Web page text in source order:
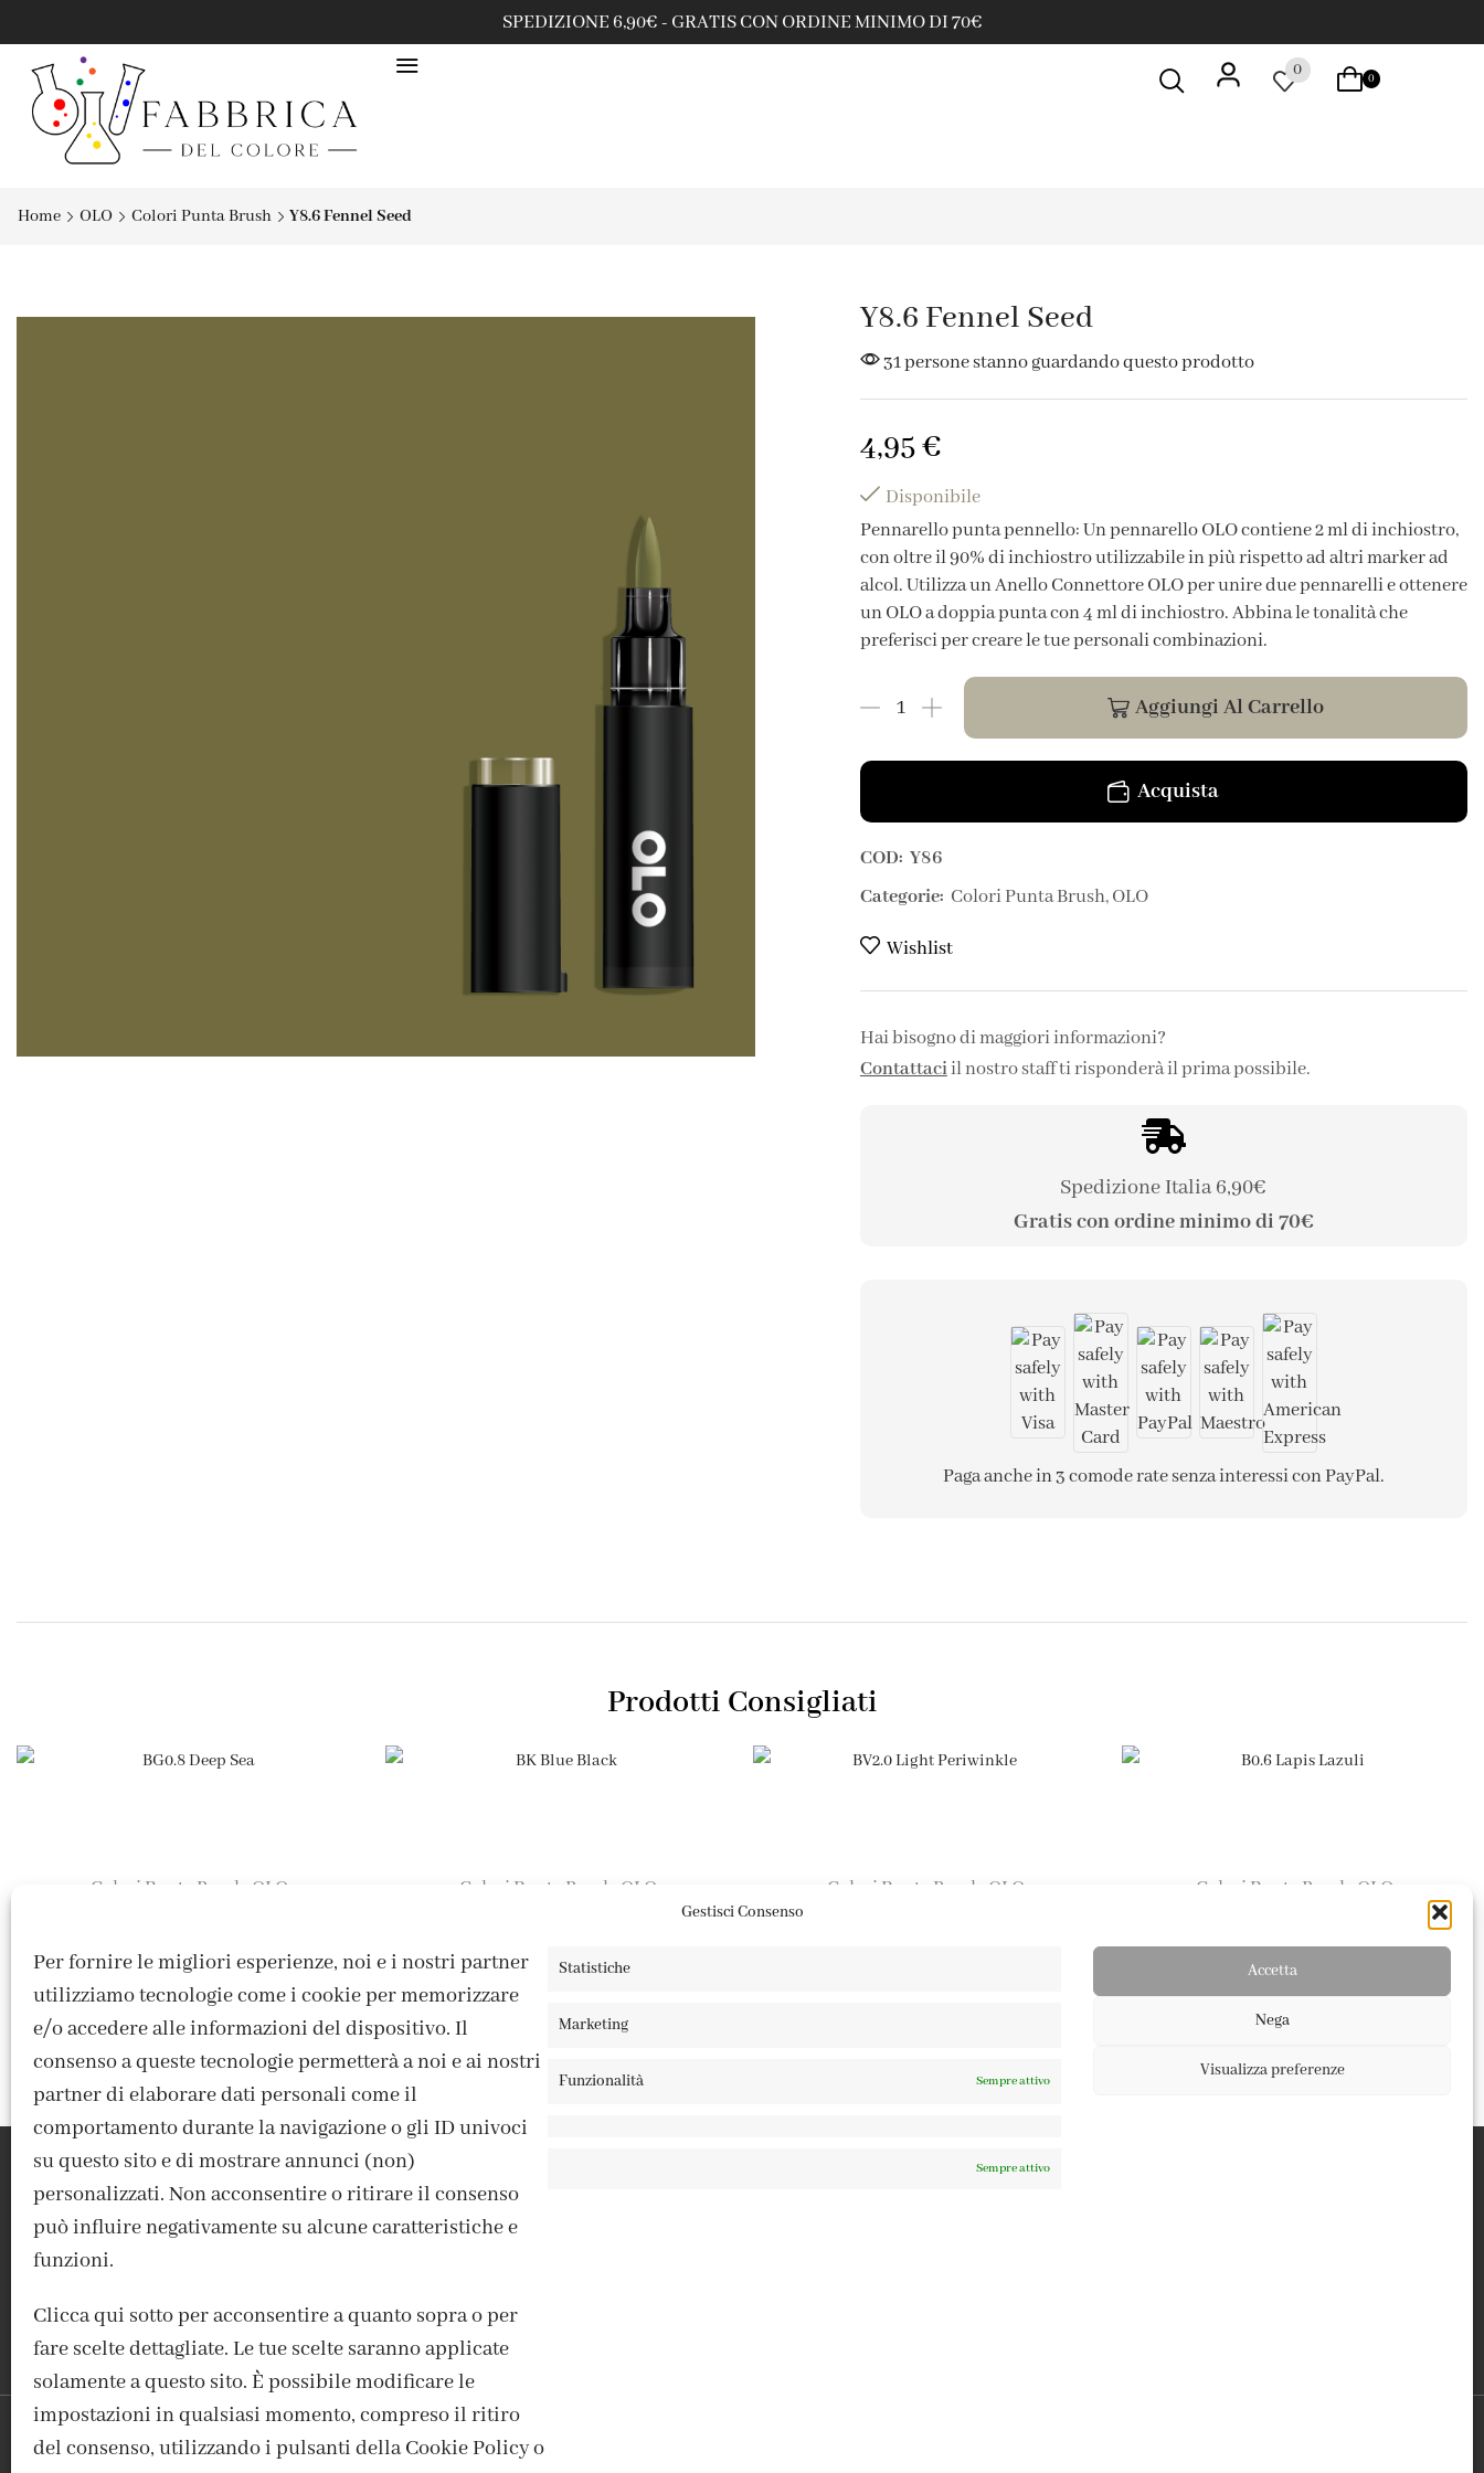
Gestisci Consenso
Per fornire le migliori esperienze, noi e i nostri partner
utilizziamo tecnologie come i cookie per memorizzare
e/o accedere alle informazioni del dispositivo. Il
consenso a queste tecnologie permetterà a noi e ai nostri
partner di elaborare dati personali come il
comportamento durante la navigazione o gli ID univoci
su questo sito e di mostrare annunci (non)
personalizzati. Non acconsentire o ritirare il consenso
può influire negativamente su alcune caratteristiche e
funzioni.
Clicca qui sotto per acconsentire a quanto sopra o per
fare scelte dettagliate. Le tue scelte saranno applicate
solamente a questo sito. È possibile modificare le
impostazioni in qualsiasi momento, compreso il ritiro
del consenso, utilizzando i pulsanti della Cookie Policy o
Statistiche
Marketing
Funzionalità Sempre attivo
Sempre attivo
Accetta
Nega
Visualizza preferenze
SPEDIZIONE 6,90€ - GRATIS CON ORDINE MINIMO DI 70€
0 0
Home OLO Colori Punta Brush Y8.6 Fennel Seed
Y8.6 Fennel Seed
31 persone stanno guardando questo prodotto
4,95€
Disponibile
Pennarello punta pennello: Un pennarello OLO contiene 2 ml di inchiostro,
con oltre il 90% di inchiostro utilizzabile in più rispetto ad altri marker ad
alcol. Utilizza un Anello Connettore OLO per unire due pennarelli e ottenere
un OLO a doppia punta con 4 ml di inchiostro. Abbina le tonalità che
preferisci per creare le tue personali combinazioni.
Aggiungi Al Carrello
Acquista
COD: Y86
Categorie: Colori Punta Brush,OLO
Wishlist
Hai bisogno di maggiori informazioni?
Contattaciil nostro staff ti risponderà il prima possibile.
Spedizione Italia 6,90€
Gratis con ordine minimo di 70€
Paga anche in 3 comode rate senza interessi con PayPal.
Prodotti Consigliati
Colori Punta Brush
OLO
4,95€
Colori Punta Brush
OLO
4,95€
Colori Punta Brush
OLO
Colori Punta Brush
OLO
4,95
ACCEDI / REGISTRATI
FABBRICA DEL COLORE, VIA TAGLIAMENTO 13, 23900 LECCO – ©ABRALUX SRL P.IVA 01504540137 | DESIGN BY